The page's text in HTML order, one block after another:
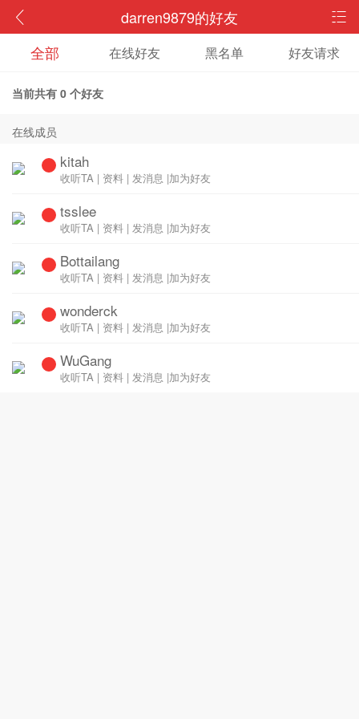
darren9879的好友
全部 在线好友 黑名单 好友请求
当前共有 0 个好友
在线成员
kitah
收听TA | 资料 | 发消息 |加为好友
tsslee
收听TA | 资料 | 发消息 |加为好友
Bottailang
收听TA | 资料 | 发消息 |加为好友
wonderck
收听TA | 资料 | 发消息 |加为好友
WuGang
收听TA | 资料 | 发消息 |加为好友